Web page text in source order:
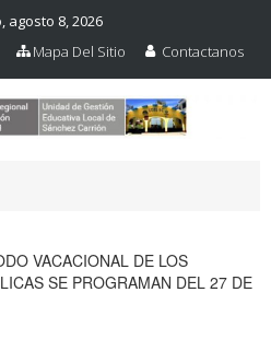
agosto 8, 2026
Mapa Del Sitio Contactanos
VACACIONAL DE LOS
SE PROGRAMAN DEL 27 DE